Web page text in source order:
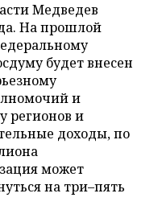
Медведев
На прошлой
будет внесен
и
регионов и
доходы, по
может
на три–пять